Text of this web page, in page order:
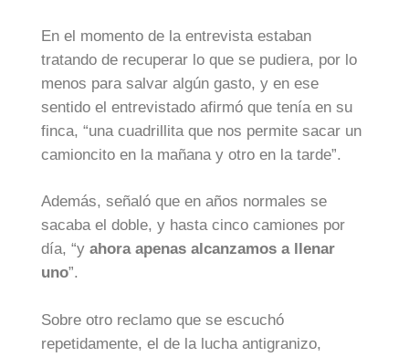
En el momento de la entrevista estaban
tratando de recuperar lo que se pudiera, por lo
menos para salvar algún gasto, y en ese
sentido el entrevistado afirmó que tenía en su
finca, “una cuadrillita que nos permite sacar un
camioncito en la mañana y otro en la tarde”.
Además, señaló que en años normales se
sacaba el doble, y hasta cinco camiones por
día, “y ahora apenas alcanzamos a llenar
uno”.
Sobre otro reclamo que se escuchó
repetidamente, el de la lucha antigranizo,